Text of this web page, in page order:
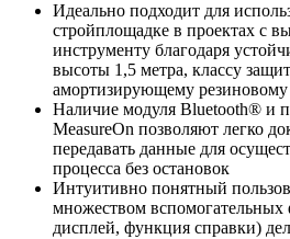
Идеально подходит для
стройплощадке в проектах с
инструменту благодаря
высоты 1,5 метра, классу
амортизирующему резиновому
Наличие модуля Bluetooth® и
MeasureOn позволяют легко
передавать данные для
процесса без остановок
Интуитивно понятный
множеством
дисплей, функция справки)